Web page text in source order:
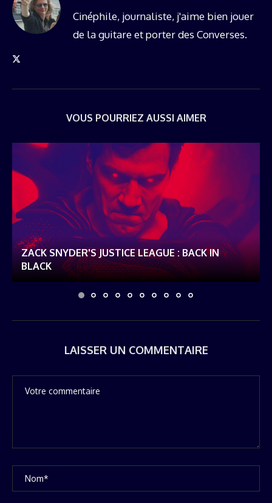
Cinéphile, journaliste, j'aime bien jouer
de la guitare et porter des Converses.
VOUS POURRIEZ AUSSI AIMER
ZACK SNYDER'S JUSTICE LEAGUE : BACK IN
BLACK
LAISSER UN COMMENTAIRE